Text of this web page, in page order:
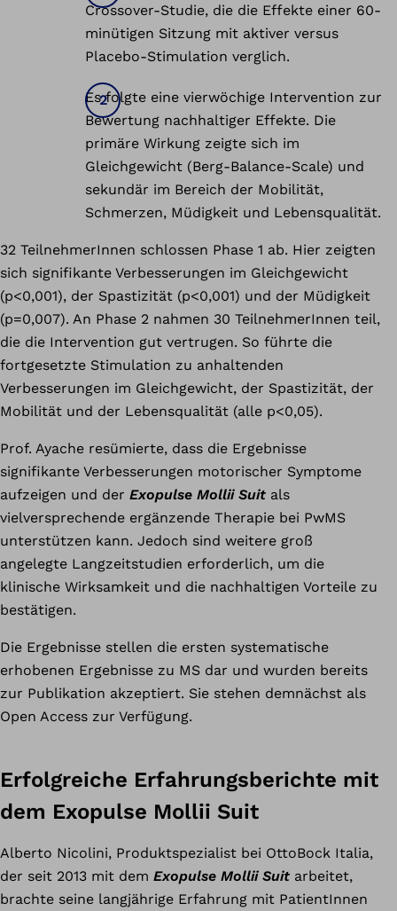
Crossover-Studie, die die Effekte einer 60-
minütigen Sitzung mit aktiver versus
Placebo-Stimulation verglich.
Es folgte eine vierwöchige Intervention zur
Bewertung nachhaltiger Effekte. Die
primäre Wirkung zeigte sich im
Gleichgewicht (Berg-Balance-Scale) und
sekundär im Bereich der Mobilität,
Schmerzen, Müdigkeit und Lebensqualität.
32 TeilnehmerInnen schlossen Phase 1 ab. Hier zeigten
sich signifikante Verbesserungen im Gleichgewicht
(p<0,001), der Spastizität (p<0,001) und der Müdigkeit
(p=0,007). An Phase 2 nahmen 30 TeilnehmerInnen teil,
die die Intervention gut vertrugen. So führte die
fortgesetzte Stimulation zu anhaltenden
Verbesserungen im Gleichgewicht, der Spastizität, der
Mobilität und der Lebensqualität (alle p<0,05).
Prof. Ayache resümierte, dass die Ergebnisse
signifikante Verbesserungen motorischer Symptome
aufzeigen und der Exopulse Mollii Suit als
vielversprechende ergänzende Therapie bei PwMS
unterstützen kann. Jedoch sind weitere groß
angelegte Langzeitstudien erforderlich, um die
klinische Wirksamkeit und die nachhaltigen Vorteile zu
bestätigen.
Die Ergebnisse stellen die ersten systematische
erhobenen Ergebnisse zu MS dar und wurden bereits
zur Publikation akzeptiert. Sie stehen demnächst als
Open Access zur Verfügung.
Erfolgreiche Erfahrungsberichte mit
dem Exopulse Mollii Suit
Alberto Nicolini, Produktspezialist bei OttoBock Italia,
der seit 2013 mit dem Exopulse Mollii Suit arbeitet,
brachte seine langjährige Erfahrung mit PatientInnen